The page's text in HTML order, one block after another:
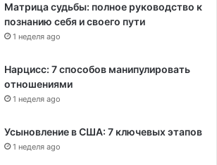
Матрица судьбы: полное руководство к
познанию себя и своего пути
1 неделя ago
Нарцисс: 7 способов манипулировать
отношениями
1 неделя ago
Усыновление в США: 7 ключевых этапов
1 неделя ago